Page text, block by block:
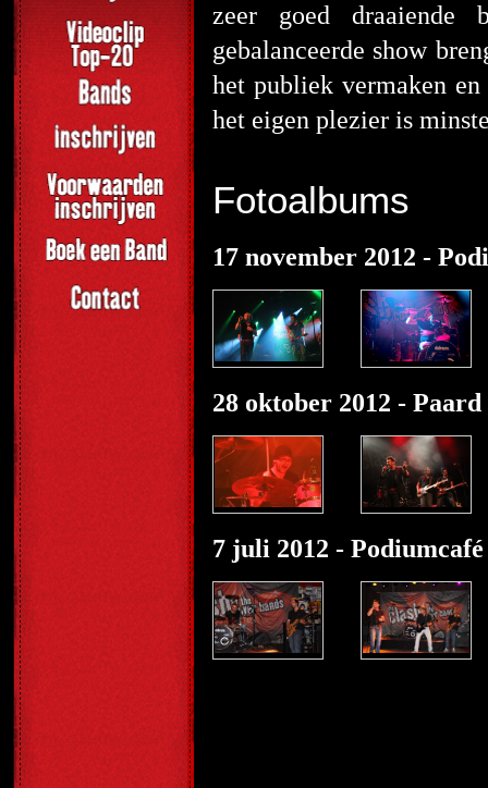
zeer goed draaiende
gebalanceerde show
het publiek vermaken
het eigen plezier is
Fotoalbums
17 november 2012 -
28 oktober 2012 -
7 juli 2012 -